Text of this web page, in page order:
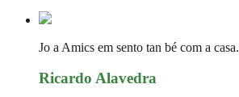
Jo a Amics em sento tan bé com a casa.
Ricardo Alavedra